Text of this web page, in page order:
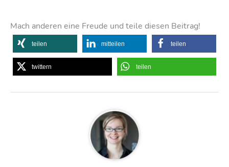
Mach anderen eine Freude und teile diesen Beitrag!
teilen mitteilen teilen
twittern teilen